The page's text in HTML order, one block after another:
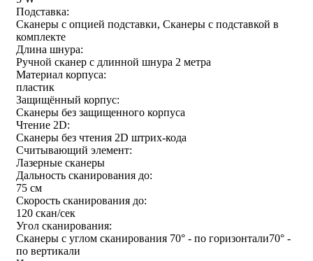
Подставка:
Сканеры с опцией подставки, Сканеры с подставкой в
комплекте
Длина шнура:
Ручной сканер с длинной шнура 2 метра
Материал корпуса:
пластик
Защищённый корпус:
Сканеры без защищенного корпуса
Чтение 2D:
Сканеры без чтения 2D штрих-кода
Считывающий элемент:
Лазерные сканеры
Дальность сканирования до:
75 см
Скорость сканирования до:
120 скан/сек
Угол сканирования:
Сканеры с углом сканирования 70° - по горизонтали70° -
по вертикали